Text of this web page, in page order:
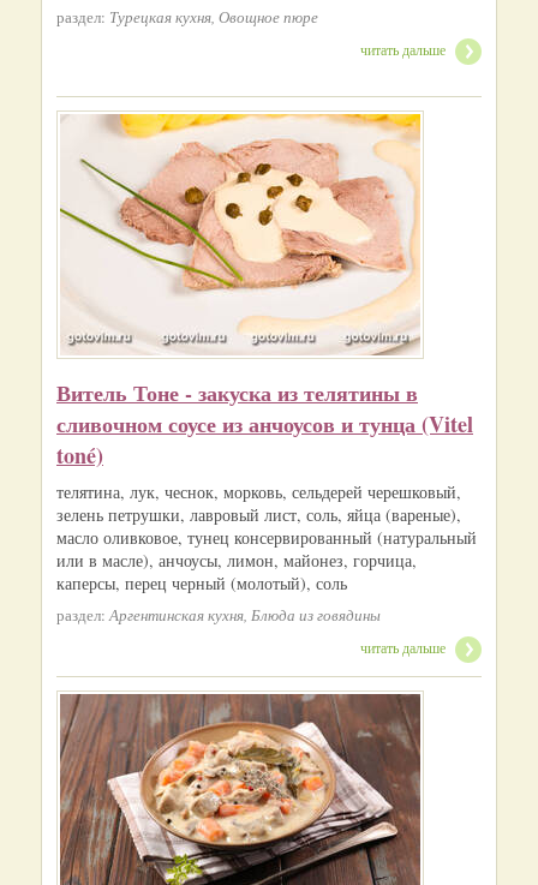
раздел: Турецкая кухня, Овощное пюре
читать дальше
Витель Тоне - закуска из телятины в
сливочном соусе из анчоусов и тунца (Vitel
toné)
телятина, лук, чеснок, морковь, сельдерей черешковый,
зелень петрушки, лавровый лист, соль, яйца (вареные),
масло оливковое, тунец консервированный (натуральный
или в масле), анчоусы, лимон, майонез, горчица,
каперсы, перец черный (молотый), соль
раздел:Аргентинская кухня, Блюда из говядины
читать дальше